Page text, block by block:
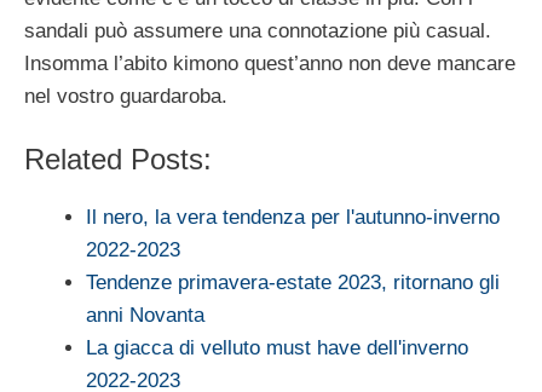
sandali può assumere una connotazione più casual.
Insomma l’abito kimono quest’anno non deve mancare
nel vostro guardaroba.
Related Posts:
Il nero, la vera tendenza per l'autunno-inverno
2022-2023
Tendenze primavera-estate 2023, ritornano gli
anni Novanta
La giacca di velluto must have dell'inverno
2022-2023